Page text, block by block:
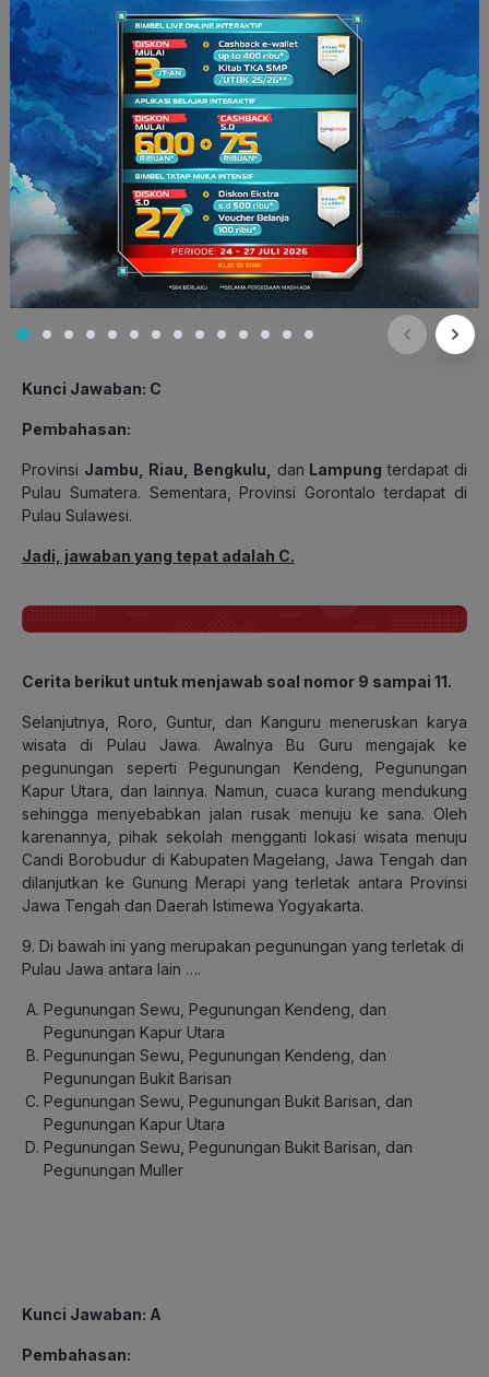
Lampung
Provinsi yang ada di Pulau Sumatera ditunjukkan oleh nomor
…
(1), (2), (3), dan (4)
(1), (2), (3), dan (5)
(1), (2), (4), dan (5)
(1), (3), (4), dan (5)
Kunci Jawaban: C
Pembahasan:
Provinsi Jambu, Riau, Bengkulu, dan Lampung terdapat di
Pulau Sumatera. Sementara, Provinsi Gorontalo terdapat di
Pulau Sulawesi.
Jadi, jawaban yang tepat adalah C.
Cerita berikut untuk menjawab soal nomor 9 sampai 11.
Selanjutnya, Roro, Guntur, dan Kanguru meneruskan karya
wisata di Pulau Jawa. Awalnya Bu Guru mengajak ke
pegunungan seperti Pegunungan Kendeng, Pegunungan
Kapur Utara, dan lainnya. Namun, cuaca kurang mendukung
sehingga menyebabkan jalan rusak menuju ke sana. Oleh
karenannya, pihak sekolah mengganti lokasi wisata menuju
Candi Borobudur di Kabupaten Magelang, Jawa Tengah dan
dilanjutkan ke Gunung Merapi yang terletak antara Provinsi
Jawa Tengah dan Daerah Istimewa Yogyakarta.
9. Di bawah ini yang merupakan pegunungan yang terletak di
Pulau Jawa antara lain ….
Pegunungan Sewu, Pegunungan Kendeng, dan
Pegunungan Kapur Utara
Pegunungan Sewu, Pegunungan Kendeng, dan
Pegunungan Bukit Barisan
Pegunungan Sewu, Pegunungan Bukit Barisan, dan
Pegunungan Kapur Utara
Pegunungan Sewu, Pegunungan Bukit Barisan, dan
Pegunungan Muller
Kunci Jawaban: A
Pembahasan: